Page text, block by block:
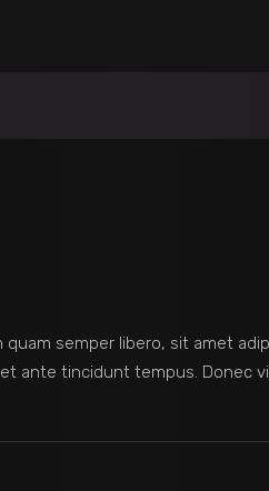
semper libero, sit amet
ante tincidunt tempus. Donec